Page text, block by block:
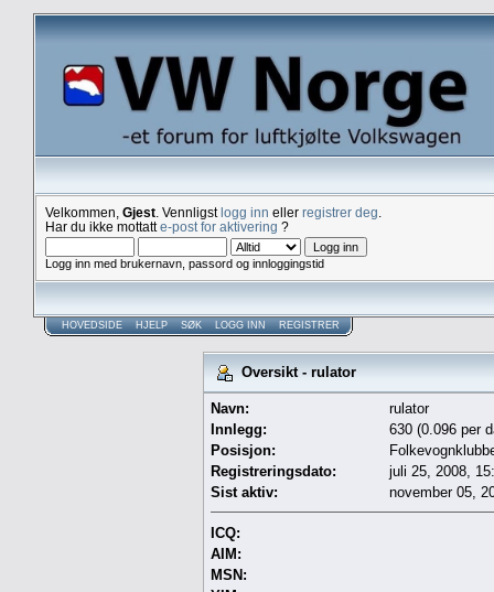
Velkommen, Gjest . Vennligstlogg inn eller registrer deg
Har du ikke mottatte-post for aktivering ?
Logg inn med brukernavn, passord og innloggingstid
HOVEDSIDE HJELP SØK LOGG INN REGISTRER
Oversikt - rulator
Navn:
rulator
Innlegg:
630 (0.096 per
Posisjon:
Registreringsdato:
juli 25, 2008,
Sist aktiv:
november 05,
ICQ:
AIM:
MSN: